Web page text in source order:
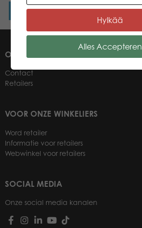
Lees verder
OVER ONS
Contact
Retailers
VOOR ONZE WINKELIERS
Word retailer
Informatie voor retailers
Webwinkel voor retailers
SOCIAL MEDIA
Onze social media kanalen
Hylkää
Alles Accepteren